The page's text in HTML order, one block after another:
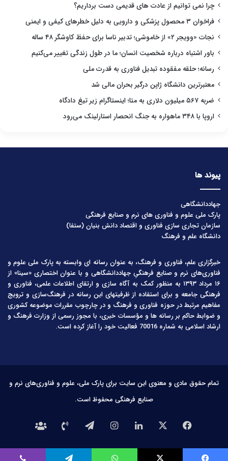
چرا نمی توانیم از عادت های قدیمی دست برداریم؟
فراخوان ۳ محصول پزشکی و دارویی به دلیل خطرهای کیفی و ایمنی
نجات «وویجر ۲» از خاموشی؛ تدبیر ناسا برای حفظ کاوشگر ۴۸ ساله
باور اشتباه درباره شخصیت انسان؛ ما در طول زندگی تغییر می‌کنیم
رسانه؛ حلقه مفقوده تبدیل فناوری به قدرت ملی
معتبرترین دانشگاه ژاپن درگیر بحران مالی شد
ضربه ۵۶۷ میلیون دلاری به متا؛ اینستاگرام زیر تیغ دادگاه
اروپا با ۳۴۸ ماهواره به جنگ انحصار استارلینک می‌رود
پیوند ها
جهاددانشگاهی
پارک ملی علوم و فناوری های نرم و صنایع فرهنگی
سازمان تجاری سازی فناوری و اقتصاد دانش بنیان (ستفا)
دانشگاه علم و فرهنگ
خبرگزاری علم، فناوری و فرهنگ، به عنوان رسانه ای وابسته به پارک ملی علوم و
فناوری‌های نرم و صنایع فرهنگیِ جهاددانشگاهی و با عنوان اختصاری «سینا» از
۱۶ مرداد ۱۳۹۳ به منظور کمک به آگاه سازی و ارتقای اطلاعات علمی، فناوری و
فرهنگی جامعه و برای استفاده از ظرفیتهای این رسانه در فرهنگ‌سازی و ترویج
مفاهیم مرتبط در حوزه فناوری و فرهنگ و در چارچوب مقررات موضوعه کشوری
و ضوابط حاکم بر رسانه ها و مؤسسات خبری، با مجوز رسمی از وزارت فرهنگ و
ارشاد اسلامی به شماره 70016 فعالیت خود را آغاز کرده است.
تمام حقوق مادی و معنوی این سایت برای پارک ملی، علوم و فناوری‌های نرم و
صنایع فرهنگی محفوظ است.
فیس
بوک
لینکدیناینستاگرامتلگرامتماس
با
درباره
ما